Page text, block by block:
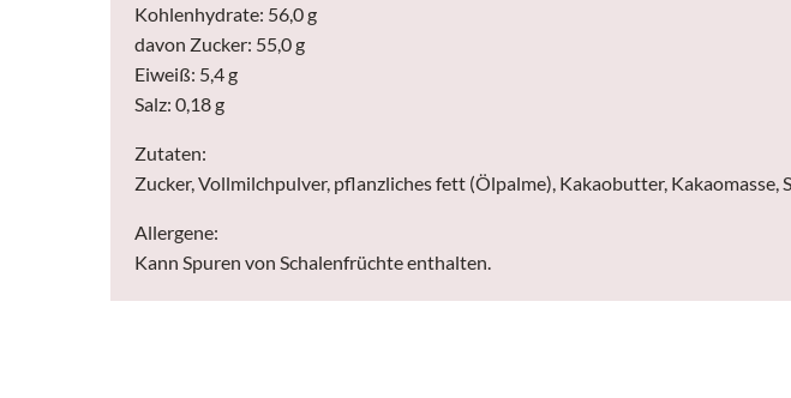
Kohlenhydrate: 56,0 g
davon Zucker: 55,0 g
Eiweiß: 5,4 g
Salz: 0,18 g
Zutaten:
Zucker, Vollmilchpulver, pflanzliches fett (Ölpalme), Kakaobutter,
Allergene:
Kann Spuren von Schalenfrüchte enthalten.